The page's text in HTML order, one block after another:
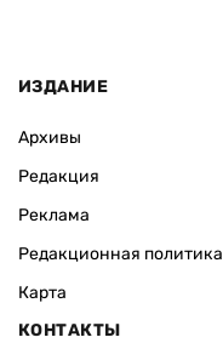
ИЗДАНИЕ
Архивы
Редакция
Реклама
Редакционная политика
Карта
КОНТАКТЫ